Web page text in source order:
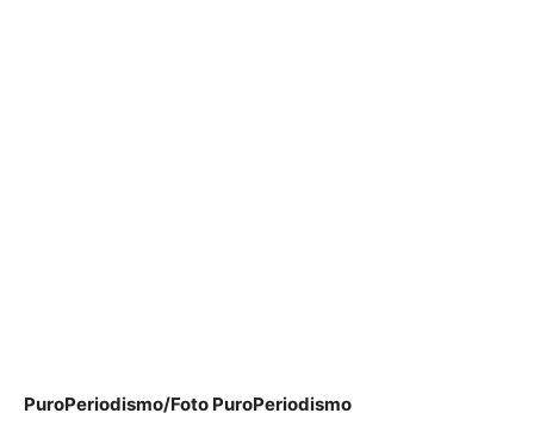
PuroPeriodismo/Foto PuroPeriodismo